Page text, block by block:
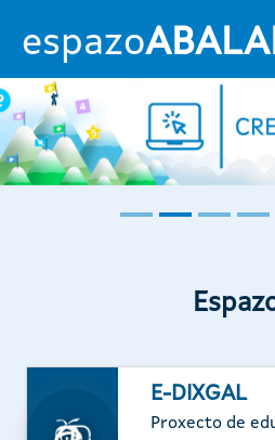
espazo
Previous
E-DIXGAL
Proxecto de